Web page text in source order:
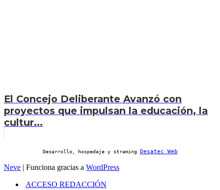
El Concejo Deliberante Avanzó con
proyectos que impulsan la educación, la
cultur...
Desarrollo, hospedaje y straming Desatec Web
Neve | Funciona gracias a WordPress
ACCESO REDACCIÓN